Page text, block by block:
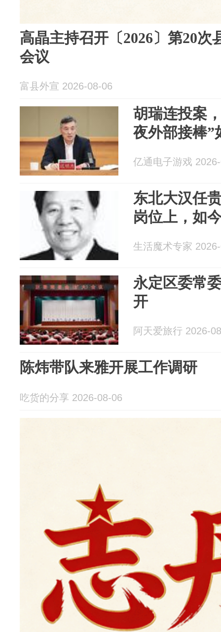
高晶主持召开〔2026〕第20次
会议
富县外宣 2026-08-06
胡瑞连投案
夜外部接棒”
亿通电子游戏
东北大汉任
岗位上，如
生活魔术专家
永定区委常
开
阿天爱旅行 2026-
陈炜带队来雅开展工作调研
吃货的分享 2026-08-06